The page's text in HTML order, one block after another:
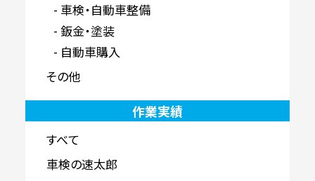
車検・自動車整備
鈑金・塗装
自動車購入
その他
作業実績
すべて
車検の速太郎